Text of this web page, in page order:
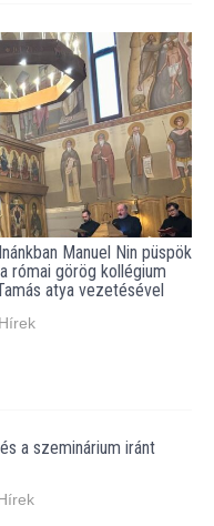
Manuel Nin püspök
római görög kollégium
atya vezetésével
Hírek
a szeminárium iránt